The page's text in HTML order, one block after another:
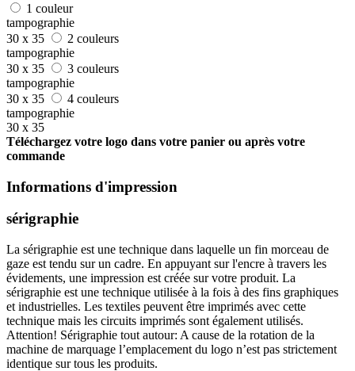
1 couleur
tampographie
30 x 35
2 couleurs
tampographie
30 x 35
3 couleurs
tampographie
30 x 35
4 couleurs
tampographie
30 x 35
Téléchargez votre logo dans votre panier ou après votre
commande
Informations d'impression
sérigraphie
La sérigraphie est une technique dans laquelle un fin morceau de
gaze est tendu sur un cadre. En appuyant sur l'encre à travers les
évidements, une impression est créée sur votre produit. La
sérigraphie est une technique utilisée à la fois à des fins graphiques
et industrielles. Les textiles peuvent être imprimés avec cette
technique mais les circuits imprimés sont également utilisés.
Attention! Sérigraphie tout autour: A cause de la rotation de la
machine de marquage l’emplacement du logo n’est pas strictement
identique sur tous les produits.